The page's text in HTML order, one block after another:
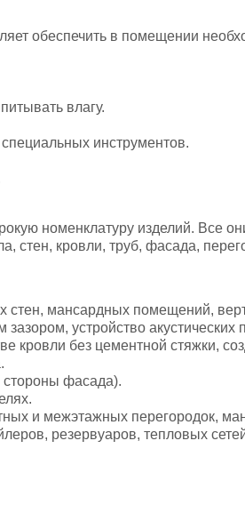
обеспечить в помещении
влагу.
инструментов.
номенклатуру изделий. Все
стен, кровли, труб, фасада,
стен, мансардных помещений,
устройство
кровли без цементной стяжки,
фасада).
и межэтажных перегородок,
резервуаров, тепловых